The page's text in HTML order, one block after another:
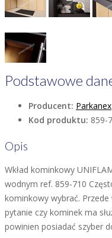
Podstawowe
Producent: Parkanex
Kod produktu: 859-
Opis
Wkład kominkowy
wodnym ref. 859-710
kominkowy wybrać.
pytanie czy kominek ma
powinien posiadać szyber